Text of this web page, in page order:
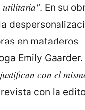
utilitaria". En su
en mataderos
Emily Gaarder.
con el
con la